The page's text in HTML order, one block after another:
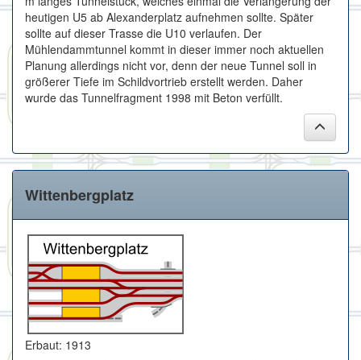
heutigen U5 ab Alexanderplatz aufnehmen sollte. Später
sollte auf dieser Trasse die U10 verlaufen. Der
Mühlendammtunnel kommt in dieser immer noch aktuellen
Planung allerdings nicht vor, denn der neue Tunnel soll in
größerer Tiefe im Schildvortrieb erstellt werden. Daher
wurde das Tunnelfragment 1998 mit Beton verfüllt.
Wittenbergplatz
Erbaut: 1913